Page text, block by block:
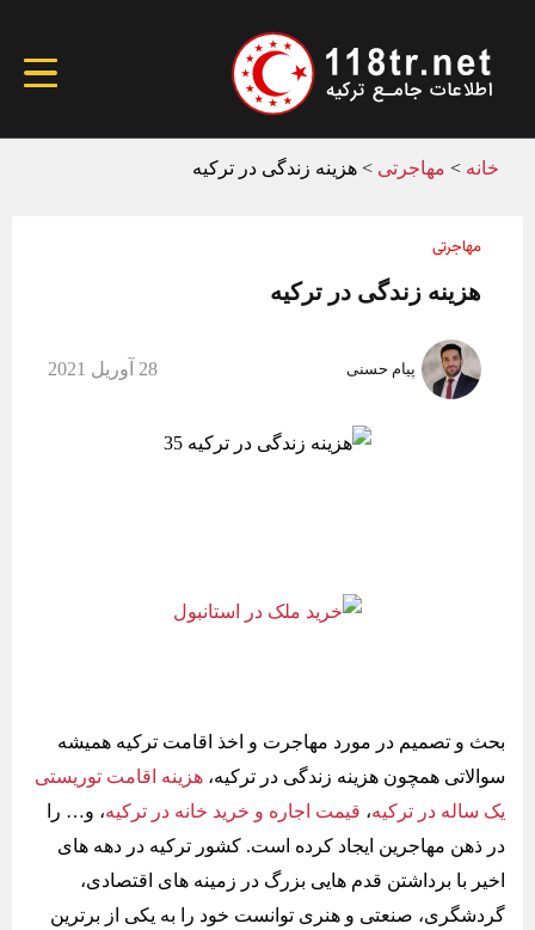
خانه > مهاجرتی > هزینه زندگی در ترکیه
مهاجرتی
هزینه زندگی در ترکیه
پیام حسنی 28 آوریل 2021
بحث و تصمیم در مورد مهاجرت و اخذ اقامت ترکیه همیشه
سوالاتی همچون هزینه زندگی در ترکیه، هزینه اقامت توریستی
یک ساله در ترکیه، قیمت اجاره و خرید خانه در ترکیه، و… را
در ذهن مهاجرین ایجاد کرده است. کشور ترکیه در دهه های
اخیر با برداشتن قدم هایی بزرگ در زمینه های اقتصادی،
گردشگری، صنعتی و هنری توانست خود را به یکی از برترین